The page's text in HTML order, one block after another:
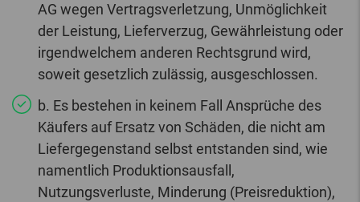
AG wegen Vertragsverletzung, Unmöglichkeit
der Leistung, Lieferverzug, Gewährleistung oder
irgendwelchem anderen Rechtsgrund wird,
soweit gesetzlich zulässig, ausgeschlossen.
b. Es bestehen in keinem Fall Ansprüche des
Käufers auf Ersatz von Schäden, die nicht am
Liefergegenstand selbst entstanden sind, wie
namentlich Produktionsausfall,
Nutzungsverluste, Minderung (Preisreduktion),